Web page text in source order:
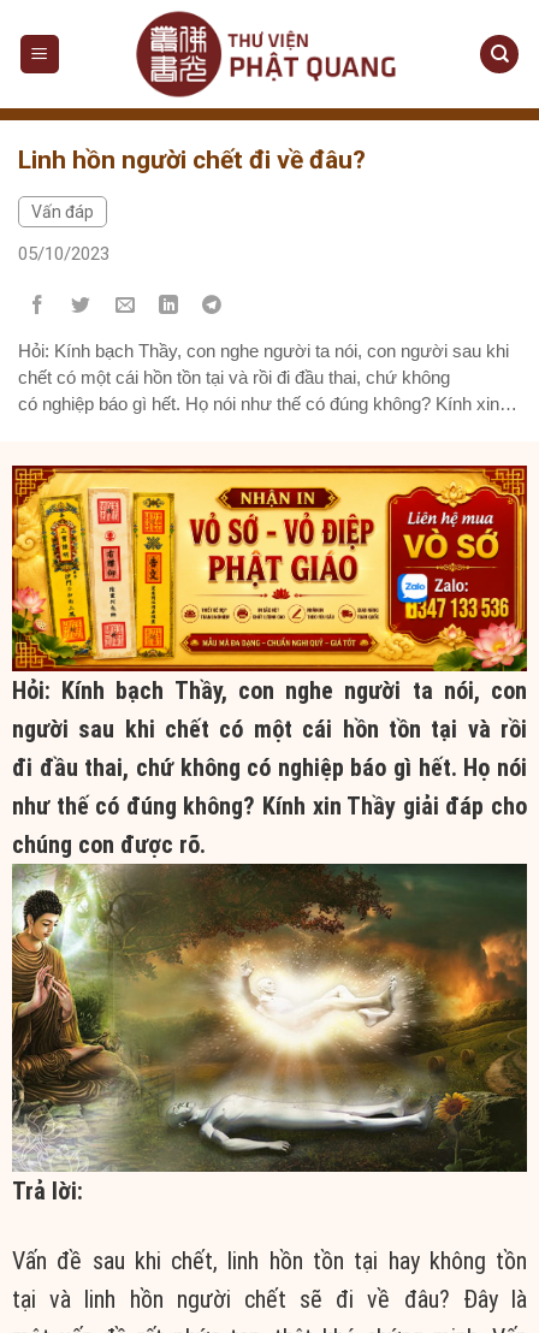
content
Linh hồn người chết đi về đâu?
Vấn đáp
05/10/2023
Hỏi: Kính bạch Thầy, con nghe người ta nói, con người sau khi
chết có một cái hồn tồn tại và rồi đi đầu thai, chứ không
có nghiệp báo gì hết. Họ nói như thế có đúng không? Kính xin
đi về đâu?...
Hỏi: Kính bạch Thầy, con nghe người ta nói, con
người sau khi chết có một cái hồn tồn tại và rồi
đi đầu thai, chứ không có nghiệp báo gì hết. Họ nói
như thế có đúng không? Kính xin Thầy giải đáp cho
chúng con được rõ.
Trả lời:
Vấn đề sau khi chết, linh hồn tồn tại hay không tồn
tại và linh hồn người chết sẽ đi về đâu? Đây là